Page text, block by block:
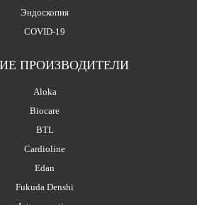
Эндоскопия
COVID-19
ПРОИЗВОДИТЕЛИ
Aloka
Biocare
BTL
Cardioline
Edan
Fukuda Denshi